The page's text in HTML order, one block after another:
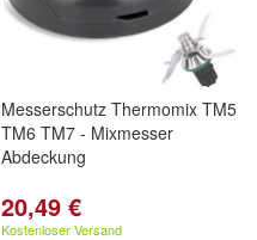
Messerschutz Thermomix TM5
TM6 TM7 - Mixmesser
Abdeckung
20,49 €
Kostenloser Versand